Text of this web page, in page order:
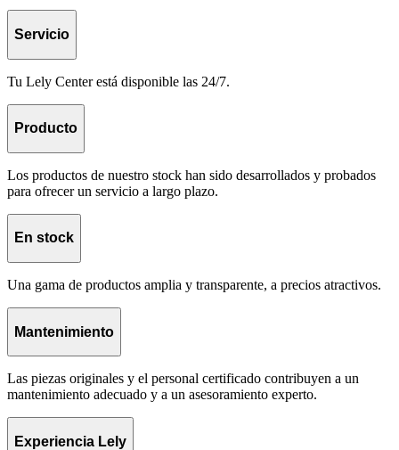
Servicio
Tu Lely Center está disponible las 24/7.
Producto
Los productos de nuestro stock han sido desarrollados y probados
para ofrecer un servicio a largo plazo.
En stock
Una gama de productos amplia y transparente, a precios atractivos.
Mantenimiento
Las piezas originales y el personal certificado contribuyen a un
mantenimiento adecuado y a un asesoramiento experto.
Experiencia Lely